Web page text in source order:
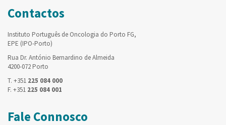
Contactos
Instituto Português de Oncologia do Porto FG,
EPE (IPO-Porto)
Rua Dr. António Bernardino de Almeida
4200-072 Porto
T. +351 225 084 000
F. +351 225 084 001
Fale Connosco